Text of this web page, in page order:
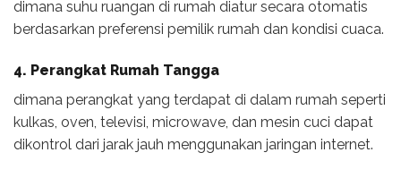
dimana suhu ruangan di rumah diatur secara otomatis
berdasarkan preferensi pemilik rumah dan kondisi cuaca.
4. Perangkat Rumah Tangga
dimana perangkat yang terdapat di dalam rumah seperti
kulkas, oven, televisi, microwave, dan mesin cuci dapat
dikontrol dari jarak jauh menggunakan jaringan internet.